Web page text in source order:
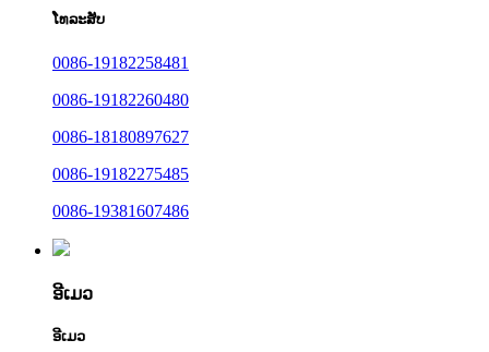
ໂທລະສັບ
0086-19182258481
0086-19182260480
0086-18180897627
0086-19182275485
0086-19381607486
ອີເມວ
ອີເມວ